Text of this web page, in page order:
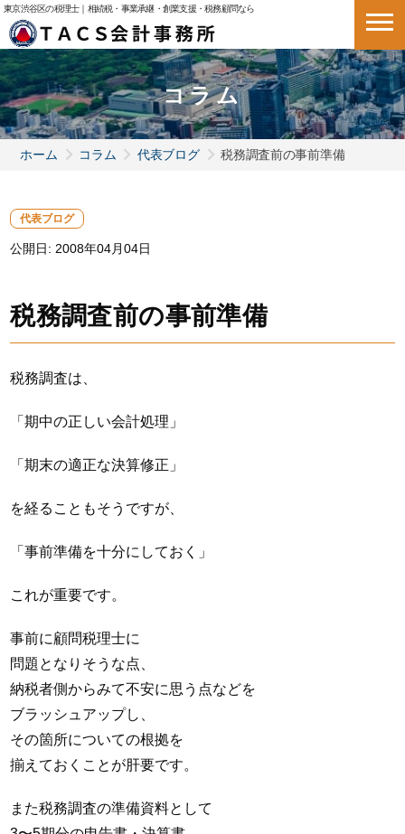
東京渋谷区の税理士｜相続税・事業承継・創業支援・税務顧問なら
コラム
ホーム コラム 代表ブログ 税務調査前の事前準備
代表ブログ
公開日: 2008年04月04日
税務調査前の事前準備
税務調査は、
「期中の正しい会計処理」
「期末の適正な決算修正」
を経ることもそうですが、
「事前準備を十分にしておく」
これが重要です。
事前に顧問税理士に
問題となりそうな点、
納税者側からみて不安に思う点などを
ブラッシュアップし、
その箇所についての根拠を
揃えておくことが肝要です。
また税務調査の準備資料として